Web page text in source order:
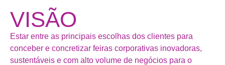
VISÃO
Estar entre as principais escolhas dos clientes para
conceber e concretizar feiras corporativas inovadoras,
sustentáveis e com alto volume de negócios para o